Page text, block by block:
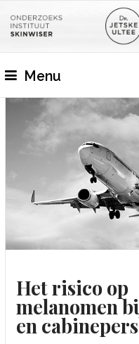
Menu
Het risico op
melanomen
en